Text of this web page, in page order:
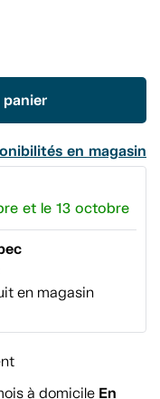
en magasin
et le 13 octobre
en magasin
à domicile En